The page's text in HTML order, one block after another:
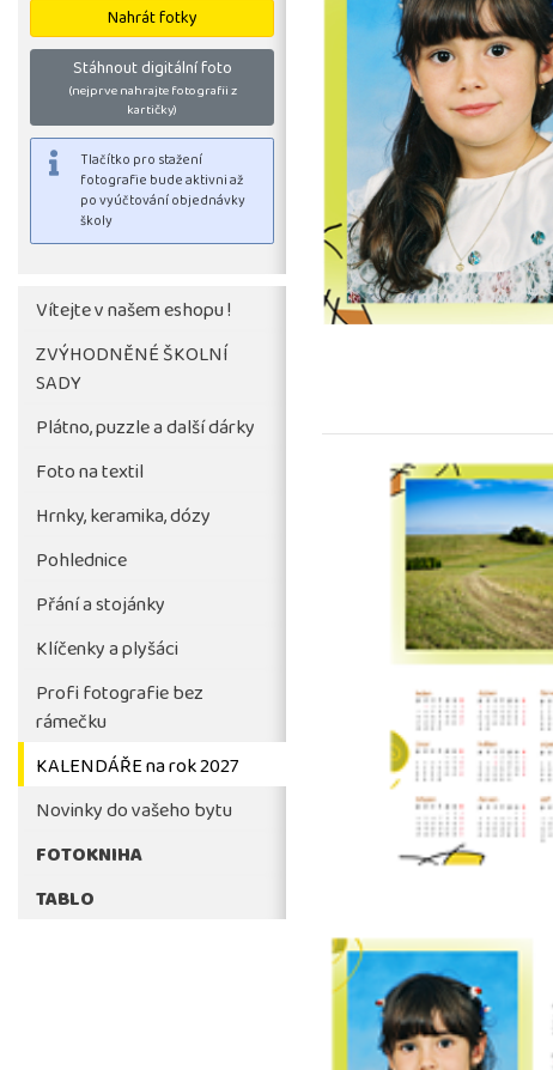
Nahrát fotky
Stáhnout digitální foto
(nejprve nahrajte fotografii z
kartičky)
fotografie bude aktivni až
po vyúčtování objednávky
školy
Vítejte v našem eshopu !
ZVÝHODNĚNÉ ŠKOLNÍ
SADY
Plátno, puzzle a další dárky
Foto na textil
Hrnky, keramika, dózy
Pohlednice
Přání a stojánky
Klíčenky a plyšáci
Profi fotografie bez
rámečku
KALENDÁŘE na rok 2027
Novinky do vašeho bytu
FOTOKNIHA
TABLO